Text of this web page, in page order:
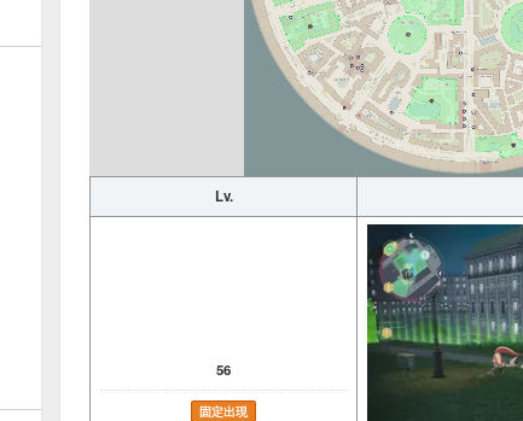
Lv.
56
固定出現